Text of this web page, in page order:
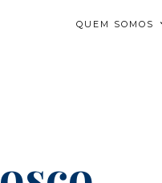
QUEM SOMOS